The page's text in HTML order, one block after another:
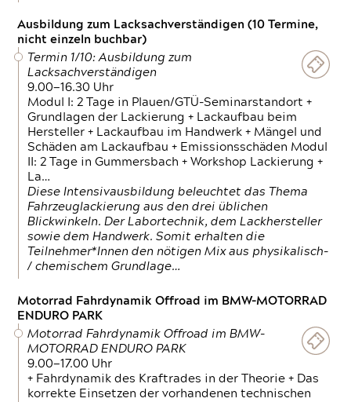
Ausbildung zum Lacksachverständigen (10 Termine,
nicht einzeln buchbar)
Termin 1/10: Ausbildung zum
Lacksachverständigen
9.00—16.30 Uhr
Modul I: 2 Tage in Plauen/GTÜ-Seminarstandort +
Grundlagen der Lackierung + Lackaufbau beim
Hersteller + Lackaufbau im Handwerk + Mängel und
Schäden am Lackaufbau + Emissionsschäden Modul
II: 2 Tage in Gummersbach + Workshop Lackierung +
La…
Diese Intensivausbildung beleuchtet das Thema
Fahrzeuglackierung aus den drei üblichen
Blickwinkeln. Der Labortechnik, dem Lackhersteller
sowie dem Handwerk. Somit erhalten die
Teilnehmer*Innen den nötigen Mix aus physikalisch-
/ chemischem Grundlage…
Motorrad Fahrdynamik Offroad im BMW-MOTORRAD
ENDURO PARK
Motorrad Fahrdynamik Offroad im BMW-
MOTORRAD ENDURO PARK
9.00—17.00 Uhr
+ Fahrdynamik des Kraftrades in der Theorie + Das
korrekte Einsetzen der vorhandenen technischen